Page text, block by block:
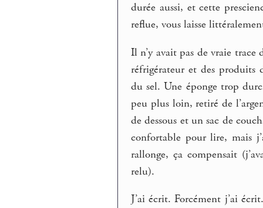
durée aussi, et cette
reflue, vous laisse
Il n’y avait pas de vraie trace
réfrigérateur et des produits
du sel. Une éponge trop
peu plus loin, retiré de
de dessous et un sac de
confortable pour lire, mais
rallonge, ça compensait
relu).
J’ai écrit. Forcément j’ai